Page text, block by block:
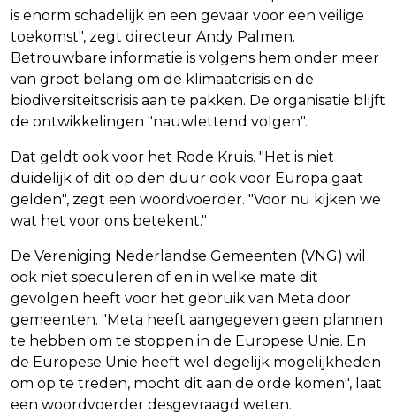
is enorm schadelijk en een gevaar voor een veilige
toekomst", zegt directeur Andy Palmen.
Betrouwbare informatie is volgens hem onder meer
van groot belang om de klimaatcrisis en de
biodiversiteitscrisis aan te pakken. De organisatie blijft
de ontwikkelingen "nauwlettend volgen".
Dat geldt ook voor het Rode Kruis. "Het is niet
duidelijk of dit op den duur ook voor Europa gaat
gelden", zegt een woordvoerder. "Voor nu kijken we
wat het voor ons betekent."
De Vereniging Nederlandse Gemeenten (VNG) wil
ook niet speculeren of en in welke mate dit
gevolgen heeft voor het gebruik van Meta door
gemeenten. "Meta heeft aangegeven geen plannen
te hebben om te stoppen in de Europese Unie. En
de Europese Unie heeft wel degelijk mogelijkheden
om op te treden, mocht dit aan de orde komen", laat
een woordvoerder desgevraagd weten.